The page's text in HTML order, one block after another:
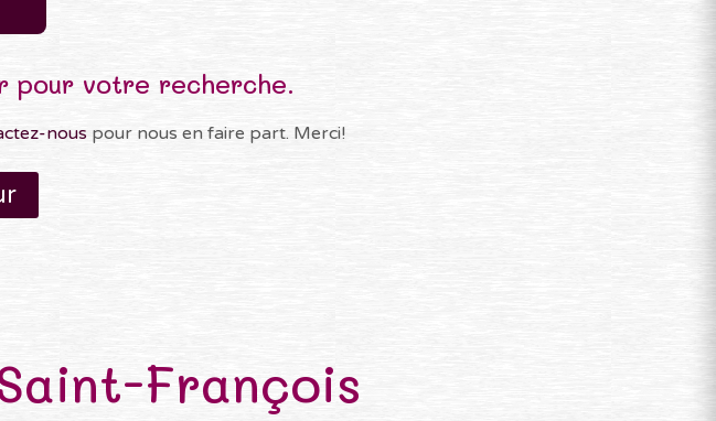
pour votre recherche.
nouspour nous en faire part. Merci!
François